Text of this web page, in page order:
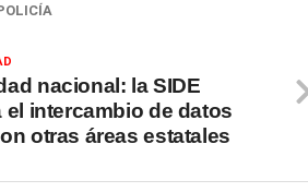
nacional: la SIDE
el intercambio de datos
otras áreas estatales